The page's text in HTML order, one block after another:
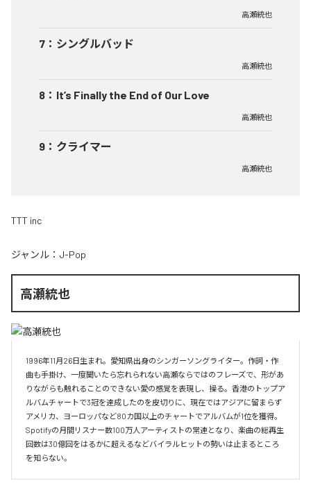
高瀬統也
7 ： シングルバッド
高瀬統也
8 ： It’s Finally the End of Our Love
高瀬統也
9 ： クライマー
高瀬統也
TTT inc
ジャンル： J-Pop
高瀬統也
1996年11月26日生まれ。愛知県出身のシンガーソングライター。作詞・作
曲も手掛け、一度聞いたら忘れられない高瀬ならではのフレーズで、形があ
りながらも触れることのできない愛の感覚を表現し、操る。香港のトップア
ルバムチャートで3冠を達成したのを皮切りに、現在ではアジアに留まらず
アメリカ、ヨーロッパなど80カ国以上のチャートでアルバムが1位を獲得。
Spotifyの月間リスナー数100万人アーティストの常連となり、楽曲の総再生
回数は30億回をはるかに超えるなどバイラルヒットの勢いは止まるところ
を知らない。